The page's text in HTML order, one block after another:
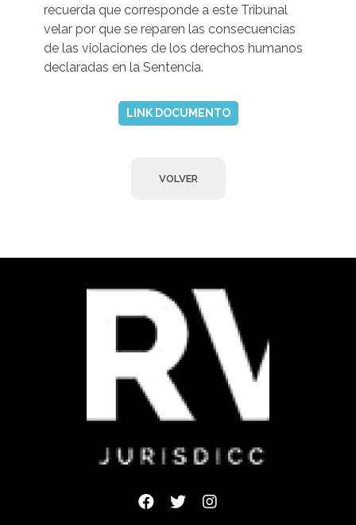
recuerda que corresponde a este Tribunal
velar por que se reparen las consecuencias
de las violaciones de los derechos humanos
declaradas en la Sentencia.
LINK DOCUMENTO